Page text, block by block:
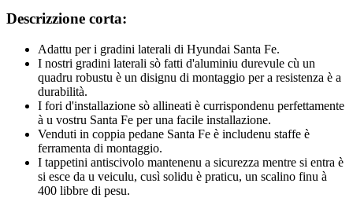
Descrizzione corta:
Adattu per i gradini laterali di Hyundai Santa Fe.
I nostri gradini laterali sò fatti d'aluminiu durevule cù un
quadru robustu è un disignu di montaggio per a resistenza è a
durabilità.
I fori d'installazione sò allineati è currispondenu perfettamente
à u vostru Santa Fe per una facile installazione.
Venduti in coppia pedane Santa Fe è includenu staffe è
ferramenta di montaggio.
I tappetini antiscivolo mantenenu a sicurezza mentre si entra è
si esce da u veiculu, cusì solidu è praticu, un scalino finu à
400 libbre di pesu.